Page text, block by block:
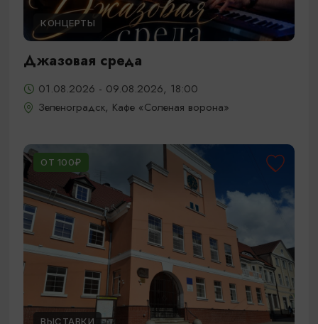
КОНЦЕРТЫ
Джазовая среда
01.08.2026 - 09.08.2026, 18:00
Зеленоградск, Кафе «Соленая ворона»
ОТ 100₽
ВЫСТАВКИ